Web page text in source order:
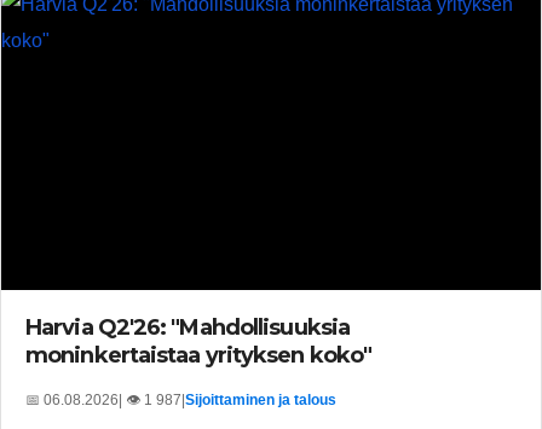
Harvia Q2'26: "Mahdollisuuksia
moninkertaistaa yrityksen koko"
📅 06.08.2026 | 👁️ 1 987 Sijoittaminen ja talous